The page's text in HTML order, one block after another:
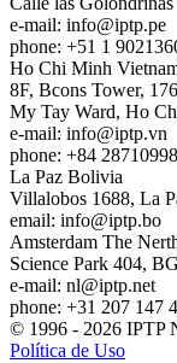
e-mail: info
iptp.pe
phone: +51 1
Ho Chi Minh
8F, Bcons Tower,
My Tay Ward, Ho
e-mail: info
iptp.vn
phone: +84
La Paz Bolivia
Villalobos 1688, La
email: info
iptp.bo
Amsterdam The
Science Park 404,
e-mail: nl
iptp.net
phone: +31 207 147
© 1996 - 2026 IPTP
Política de Uso